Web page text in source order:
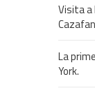
Visita a
La
York.